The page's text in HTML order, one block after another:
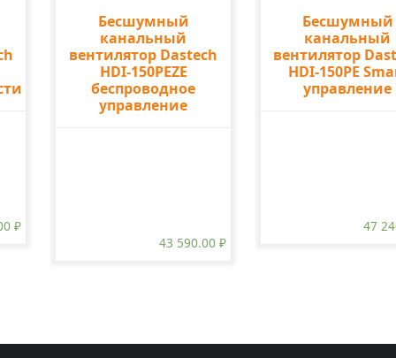
₽
Бесшумный
канальный
вентилятор Dastech
HDI-150PEZE
беспроводное
управление
43 590.00 ₽
Бесшумный
канальный
вентилятор
HDI-150PE
управление
47